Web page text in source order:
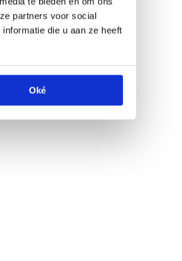
partners voor social
die u aan ze heeft
Oké